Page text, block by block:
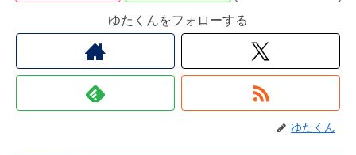
ゆたくんをフォローする
ゆたくん